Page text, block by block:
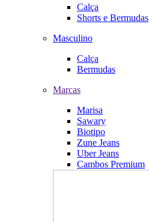
Calça
Shorts e Bermudas
Masculino
Calça
Bermudas
Marcas
Marisa
Sawary
Biotipo
Zune Jeans
Uber Jeans
Cambos Premium